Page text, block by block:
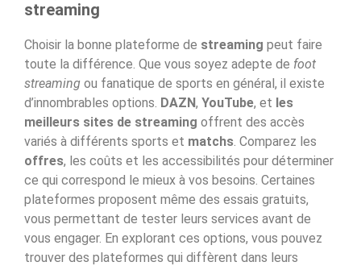
streaming
Choisir la bonne plateforme de streaming peut faire
toute la différence. Que vous soyez adepte de foot
streaming ou fanatique de sports en général, il existe
d’innombrables options. DAZN, YouTube, et les
meilleurs sites de streaming offrent des accès
variés à différents sports et matchs . Comparez les
offres, les coûts et les accessibilités pour déterminer
ce qui correspond le mieux à vos besoins. Certaines
plateformes proposent même des essais gratuits,
vous permettant de tester leurs services avant de
vous engager. En explorant ces options, vous pouvez
trouver des plateformes qui diffèrent dans leurs